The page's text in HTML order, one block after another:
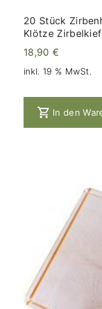
20 Stück
Klötze
18,90 €
inkl. 19 % MwSt.
In den